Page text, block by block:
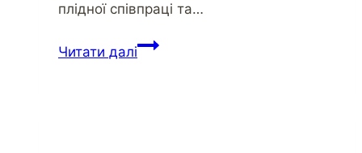
плідної співпраці та…
Читати далі